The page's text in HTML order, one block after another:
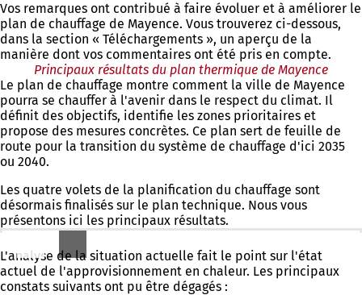
Vos remarques ont contribué à faire évoluer et à améliorer le
plan de chauffage de Mayence. Vous trouverez ci-dessous,
dans la section « Téléchargements », un aperçu de la
manière dont vos commentaires ont été pris en compte.
Principaux résultats du plan thermique de Mayence
Le plan de chauffage montre comment la ville de Mayence
pourra se chauffer à l'avenir dans le respect du climat. Il
définit des objectifs, identifie les zones prioritaires et
propose des mesures concrètes. Ce plan sert de feuille de
route pour la transition du système de chauffage d'ici 2035
ou 2040.
Les quatre volets de la planification du chauffage sont
désormais finalisés sur le plan technique. Nous vous
présentons ici les principaux résultats.
L'analyse de la situation actuelle fait le point sur l'état
actuel de l'approvisionnement en chaleur. Les principaux
constats suivants ont pu être dégagés :